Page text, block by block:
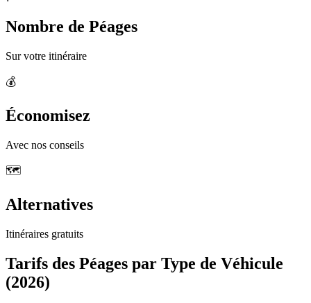
Nombre de Péages
Sur votre itinéraire
💰
Économisez
Avec nos conseils
🗺️
Alternatives
Itinéraires gratuits
Tarifs des Péages par Type de Véhicule
(2026)